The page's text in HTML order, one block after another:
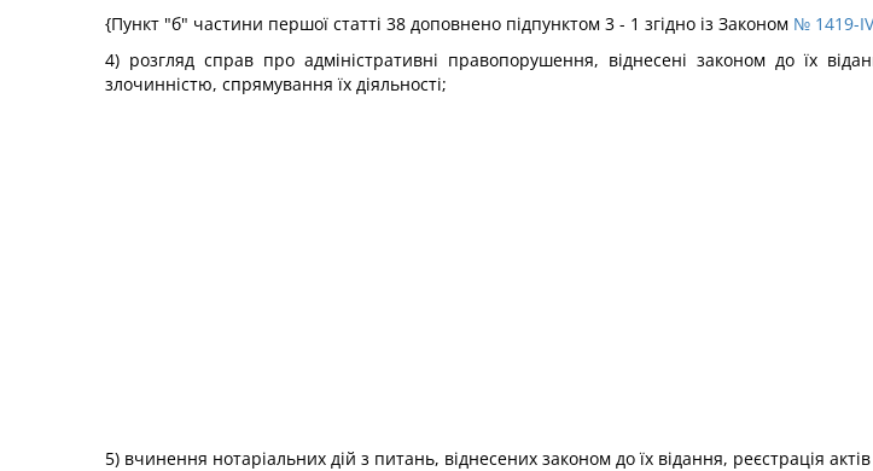
{Пункт "б" частини першої статті 38 доповнено підпунктом 3 - 1 згідно із Законом № 1419-
4) розгляд справ про адміністративні правопорушення, віднесені законом до їх
злочинністю, спрямування їх діяльності;
5) вчинення нотаріальних дій з питань, віднесених законом до їх відання, реєстрація